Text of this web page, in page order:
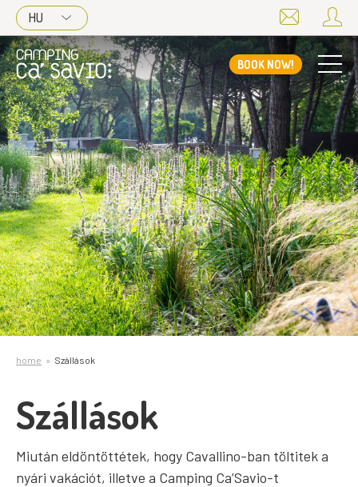
HU
BOOK NOW!
home Szállások
Szállások
Miután eldöntöttétek, hogy Cavallino-ban töltitek a
nyári vakációt, illetve a Camping Ca’Savio-t